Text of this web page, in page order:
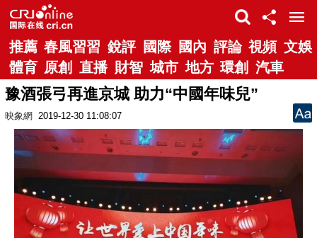
推薦 春風習習 銳評 國際 國內 評論 視頻 文娛
體育 原創 直播 財智 城市 地方 環創 汽車
豫酒張弓再進京城 助力“中國年味兒”
映象網 2019-12-30 11:08:07